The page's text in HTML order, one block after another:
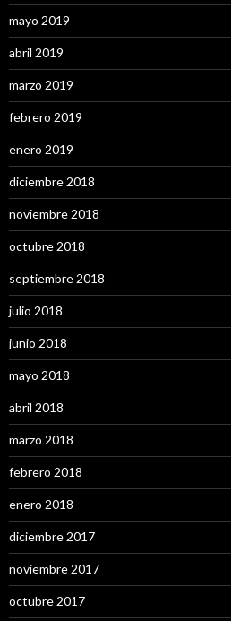
mayo 2019
abril 2019
marzo 2019
febrero 2019
enero 2019
diciembre 2018
noviembre 2018
octubre 2018
septiembre 2018
julio 2018
junio 2018
mayo 2018
abril 2018
marzo 2018
febrero 2018
enero 2018
diciembre 2017
noviembre 2017
octubre 2017